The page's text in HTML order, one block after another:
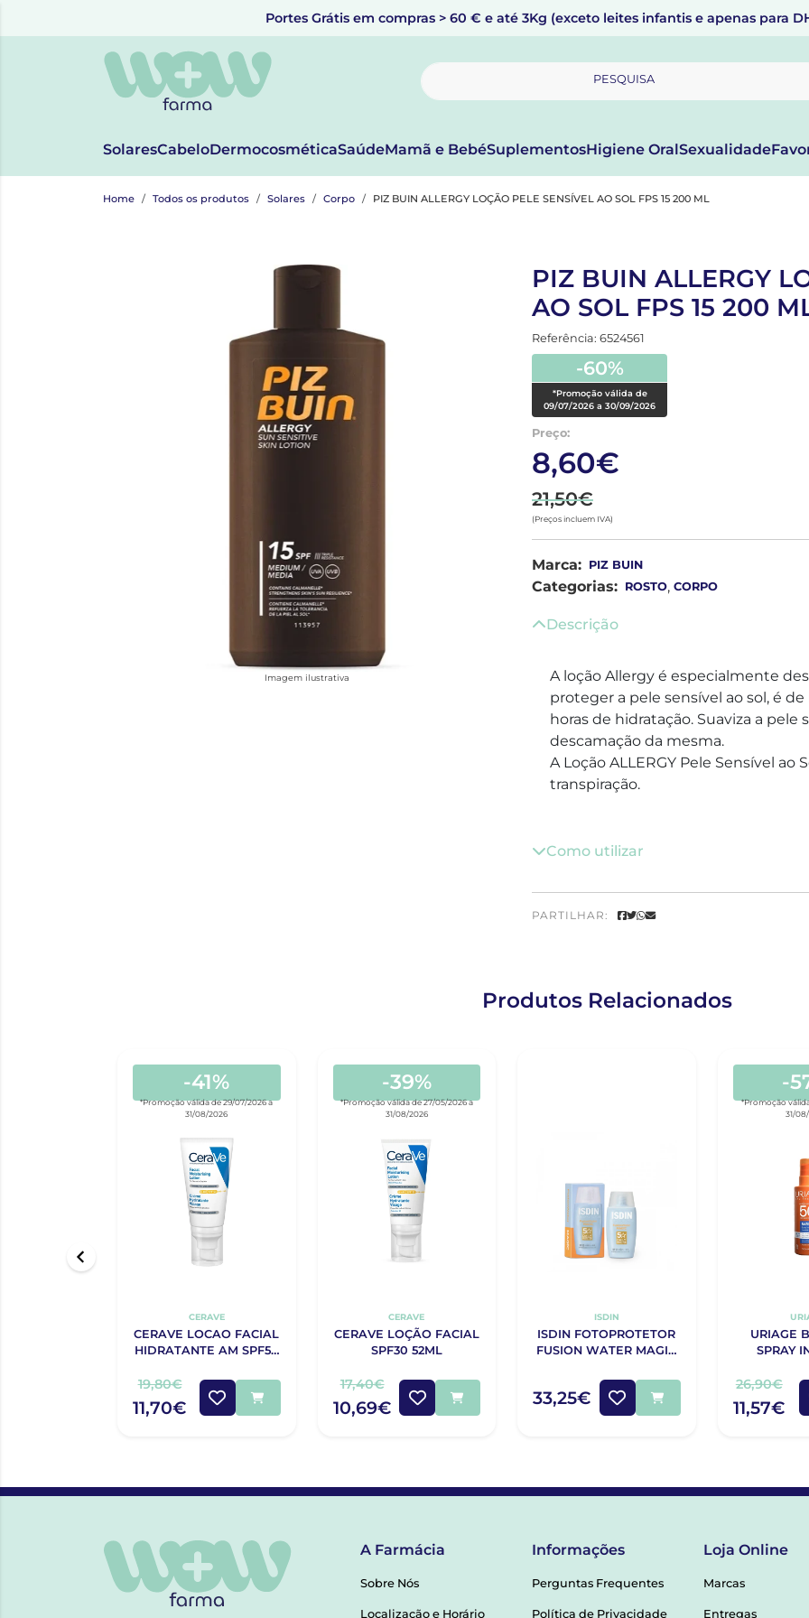
Portes Grátis em compras > 60 € e até 3Kg (exceto leites infantis e apenas para
PESQUISA
SolaresCabeloDermocosméticaSaúdeMamã e BebéSuplementosHigiene OralSexualidade
Home Todos os produtos Solares Corpo PIZ BUIN ALLERGY LOÇÃO PELE SENSÍVEL AO SOL FPS 15 200 ML
Imagem ilustrativa
PIZ BUIN ALLERGY
AO SOL FPS 15 200
Referência: 6524561
-60%
*Promoção válida de
09/07/2026 a 30/09/2026
Preço:
8,60€
21,50€
(Preços incluem IVA)
Marca: PIZ BUIN
Categorias: ROSTO, CORPO
Descrição
A loção Allergy é especialmente
proteger a pele sensível ao sol, é
horas de hidratação. Suaviza a pele
descamação da mesma.
A Loção ALLERGY Pele Sensível
transpiração.
Como utilizar
PARTILHAR:
Produtos Relacionados
-41%
*Promoção válida de 29/07/2026 a
31/08/2026
CERAVE
CERAVE LOCAO FACIAL
HIDRATANTE AM SPF50
19,80€
11,70€
-39%
*Promoção válida de 27/05/2026 a
31/08/2026
CERAVE
CERAVE LOÇÃO FACIAL
SPF30 52ML
17,40€
10,69€
ISDIN
ISDIN FOTOPROTETOR
FUSION WATER MAGIC
33,25€
-
*Promoção
31/
URIAGE
SPRAY
26,90€
11,57€
A Farmácia
Sobre Nós
Localização e Horário
Informações
Perguntas Frequentes
Política de Privacidade
Loja Online
Marcas
Entregas